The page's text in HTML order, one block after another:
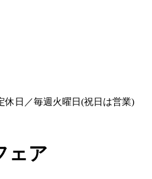
日／毎週火曜日(祝日は営業)
ェア